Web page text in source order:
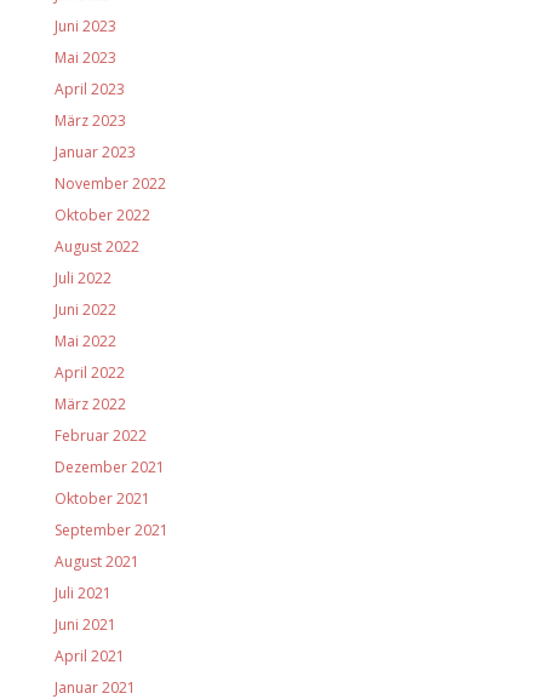
Juni 2023
Mai 2023
April 2023
März 2023
Januar 2023
November 2022
Oktober 2022
August 2022
Juli 2022
Juni 2022
Mai 2022
April 2022
März 2022
Februar 2022
Dezember 2021
Oktober 2021
September 2021
August 2021
Juli 2021
Juni 2021
April 2021
Januar 2021